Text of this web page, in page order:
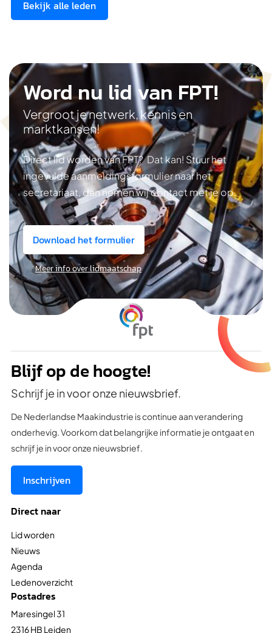
Bekijk alle leden
Word nu lid van FPT!
Vergroot je netwerk, kennis en
marktkansen!
Direct lid worden van FPT? Dat kan! Stuur het
ingevulde aanmeldingsformulier naar het
secretariaat, dan nemen wij contact met je op.
Download het formulier
Meer info over lidmaatschap
Blijf op de hoogte!
Schrijf je in voor onze nieuwsbrief.
De Nederlandse Maakindustrie is continue aan verandering
onderhevig. Voorkom dat belangrijke informatie je ontgaat en
schrijf je in voor onze nieuwsbrief.
Inschrijven
Direct naar
Lid worden
Nieuws
Agenda
Ledenoverzicht
Postadres
Maresingel 31
2316 HB Leiden